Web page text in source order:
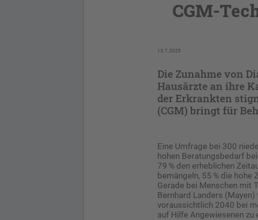
CGM-
15.7.2025
Die Zunahme von
Hausärzte an ihre
der Erkrankten
(CGM) bringt für
Eine Umfrage bei 300
hohen Beratungsbedarf
79 % den erheblichen
bemängeln, 55 % die hohe
Gerade bei Menschen mit
Bernhard Landers
voraussichtlich 2040 bei
auf Hilfe Angewiesenen